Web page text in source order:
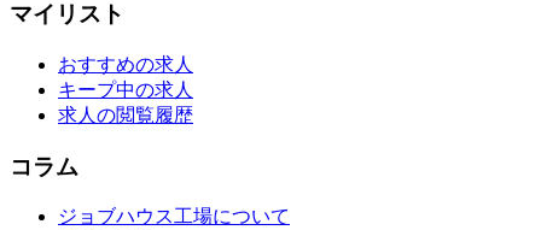
マイリスト
おすすめの求人
キープ中の求人
求人の閲覧履歴
コラム
ジョブハウス工場について